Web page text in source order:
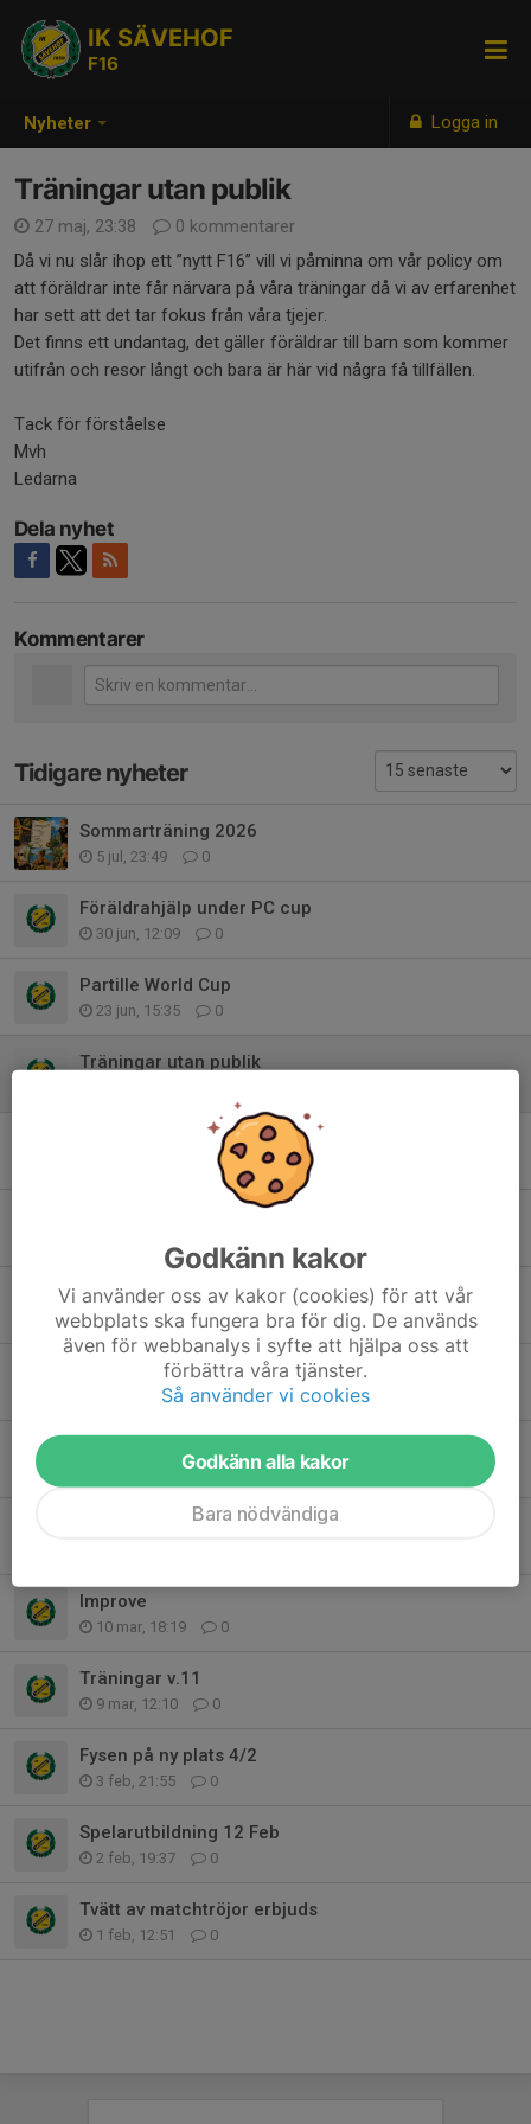
Nyheter Logga in
IK SÄVEHOF
F16
Träningar utan publik
27 maj, 23:38
0 kommentarer
Då vi nu slår ihop ett ”nytt F16” vill vi påminna om vår policy om
att föräldrar inte får närvara på våra träningar då vi av erfarenhet
har sett att det tar fokus från våra tjejer.
Det finns ett undantag, det gäller föräldrar till barn som kommer
utifrån och resor långt och bara är här vid några få tillfällen.
Tack för förståelse
Mvh
Ledarna
Dela nyhet
Kommentarer
Tidigare nyheter
Sommarträning 2026
5 jul, 23:49 0
Föräldrahjälp under PC cup
30 jun, 12:09 0
Partille World Cup
23 jun, 15:35 0
Träningar utan publik
Träningsupplägg
0
Träningar kommande 3veckor
Förtydligande om träningar F-2010
24 maj, 11:30 1
Matchtröjor Lämnas in
28 mar, 17:32 0
28 mar, 10:59 0
Nya träningsgrupper
Improve
10 mar, 18:19 0
Träningar v.11
9 mar, 12:10 0
Fysen på ny plats 4/2
3 feb, 21:55 0
Spelarutbildning 12 Feb
2 feb, 19:37 0
Tvätt av matchtröjor erbjuds
1 feb, 12:51 0
Godkänn kakor
Vi använder oss av kakor (cookies) för att vår
webbplats ska fungera bra för dig. De används
även för webbanalys i syfte att hjälpa oss att
förbättra våra tjänster.
Så använder vi cookies
Godkänn alla kakor
Bara nödvändiga